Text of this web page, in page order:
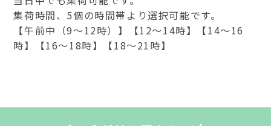
集荷時間、5個の時間帯より選択可能です。
【午前中（9～12時）】【12～14時】【14～16
時】【16～18時】【18～21時】